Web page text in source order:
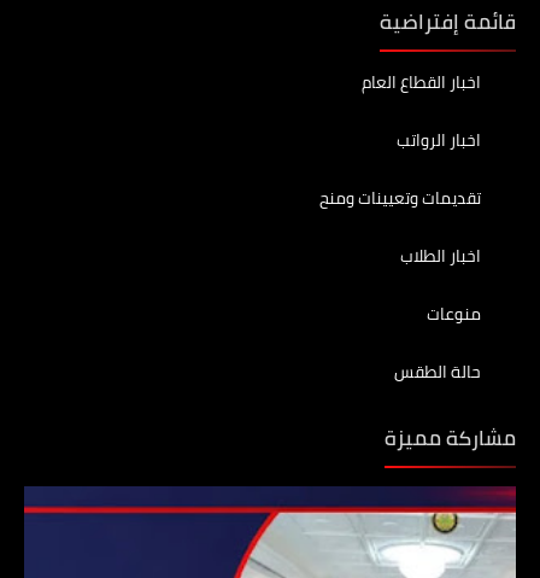
قائمة إفتراضية
اخبار القطاع العام
اخبار الرواتب
تقديمات وتعيينات ومنح
اخبار الطلاب
منوعات
حالة الطقس
مشاركة مميزة